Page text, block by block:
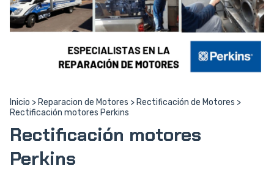
Inicio > Reparacion de Motores > Rectificación de Motores >
Rectificación motores Perkins
Rectificación motores
Perkins